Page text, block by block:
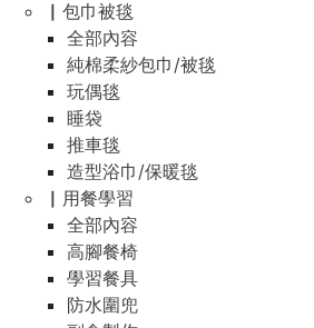
▏包巾被毯
全部內容
純棉柔紗包巾/被毯
玩偶毯
睡袋
推車毯
造型浴巾/保暖毯
▏用餐學習
全部內容
高腳餐椅
學習餐具
防水圍兜